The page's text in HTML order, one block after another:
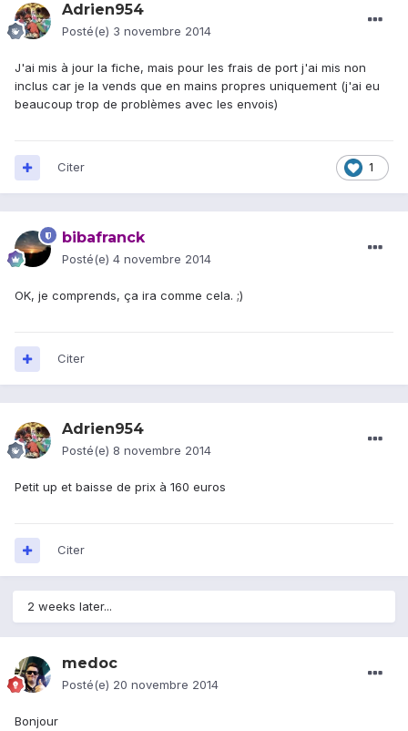
Adrien954
Posté(e) 3 novembre 2014
J'ai mis à jour la fiche, mais pour les frais de port j'ai mis non
inclus car je la vends que en mains propres uniquement (j'ai eu
beaucoup trop de problèmes avec les envois)
1
Citer
bibafranck
Posté(e) 4 novembre 2014
OK, je comprends, ça ira comme cela. ;)
Citer
Adrien954
Posté(e) 8 novembre 2014
Petit up et baisse de prix à 160 euros
Citer
2 weeks later...
medoc
Posté(e) 20 novembre 2014
Bonjour